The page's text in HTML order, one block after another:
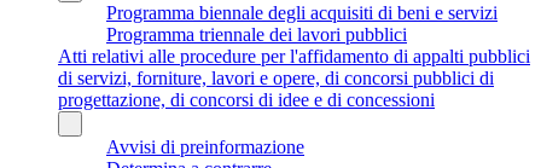
Programma biennale degli acquisiti di beni e servizi
Programma triennale dei lavori pubblici
Atti relativi alle procedure per l'affidamento di appalti pubblici
di servizi, forniture, lavori e opere, di concorsi pubblici di
progettazione, di concorsi di idee e di concessioni
Avvisi di preinformazione